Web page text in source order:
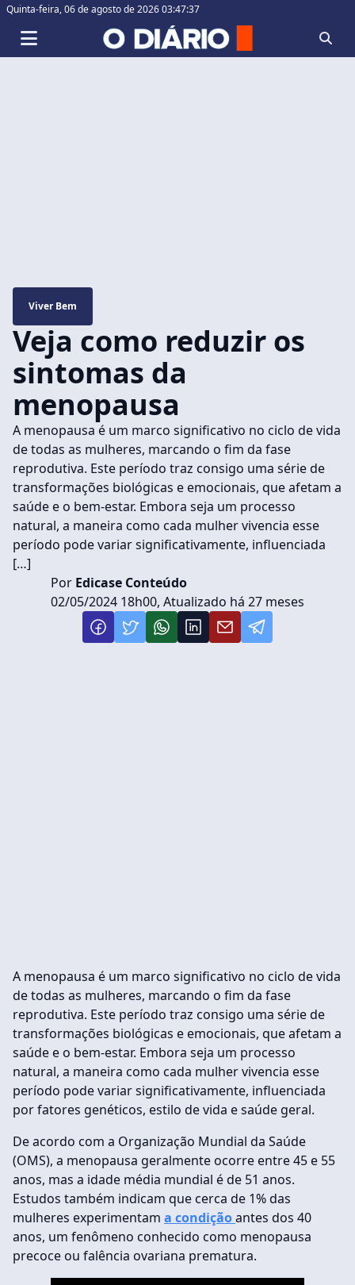
Quinta-feira,06 de agosto de 2026 03:47:38
Viver Bem
Veja como reduzir os
sintomas da
menopausa
A menopausa é um marco significativo no ciclo de vida
de todas as mulheres, marcando o fim da fase
reprodutiva. Este período traz consigo uma série de
transformações biológicas e emocionais, que afetam a
saúde e o bem-estar. Embora seja um processo
natural, a maneira como cada mulher vivencia esse
período pode variar significativamente, influenciada
[…]
Por Edicase Conteúdo
02/05/2024 18h00, Atualizado há 27 meses
A menopausa é um marco significativo no ciclo de vida
de todas as mulheres, marcando o fim da fase
reprodutiva. Este período traz consigo uma série de
transformações biológicas e emocionais, que afetam a
saúde e o bem-estar. Embora seja um processo
natural, a maneira como cada mulher vivencia esse
período pode variar significativamente, influenciada
por fatores genéticos, estilo de vida e saúde geral.
De acordo com a Organização Mundial da Saúde
(OMS), a menopausa geralmente ocorre entre 45 e 55
anos, mas a idade média mundial é de 51 anos.
Estudos também indicam que cerca de 1% das
mulheres experimentam a condiçãoantes dos 40
anos, um fenômeno conhecido como menopausa
precoce ou falência ovariana prematura.